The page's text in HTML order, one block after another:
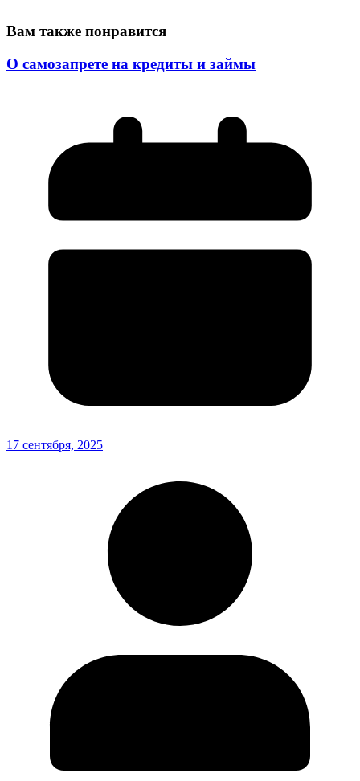
Вам также понравится
О самозапрете на кредиты и займы
17 сентября, 2025